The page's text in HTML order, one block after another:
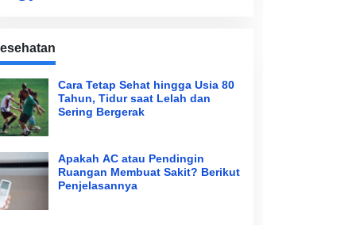
Cara Tetap Sehat hingga Usia 80
Tahun, Tidur saat Lelah dan
Sering Bergerak
Apakah AC atau Pendingin
Ruangan Membuat Sakit? Berikut
Penjelasannya